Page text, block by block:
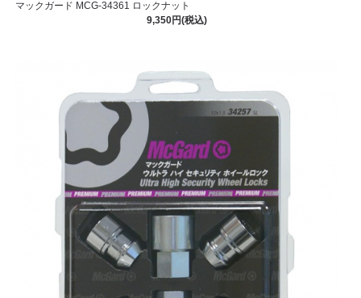
マックガード MCG-34361 ロックナット
9,350円(税込)